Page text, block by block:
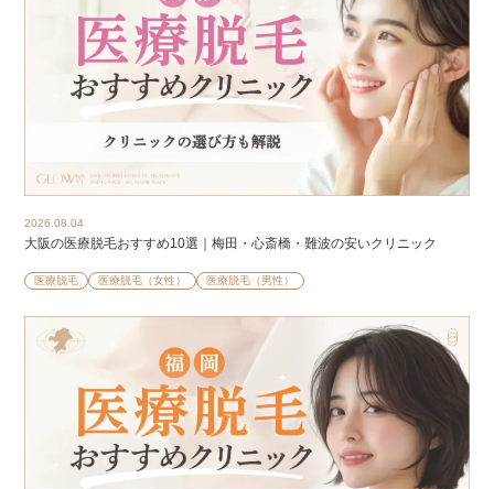
2026.08.04
大阪の医療脱毛おすすめ10選｜梅田・心斎橋・難波の安いクリニック
医療脱毛 医療脱毛（女性） 医療脱毛（男性）